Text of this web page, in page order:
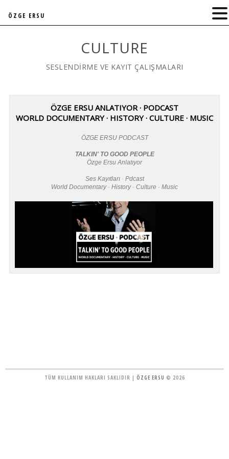
CULTURE
SESLENDİRME VE KAYIT ÇALIŞMALARI
ÖZGE ERSU ANLATIYOR · PODCAST
WORLD DOCUMENTARY · HISTORY · CULTURE · MUSIC
ÖZGE ERSU PODCAST
TALKIN' TO GOOD PEOPLE
Özge Ersu Anlatıyor
Ses Kayıtları · Pdcast
World Documentary · History · Culture · Music
TÜM KULLANIM HAKLARI SAKLIDIR | ÖZGE ERSU © 2026
ÖZGE ERSU